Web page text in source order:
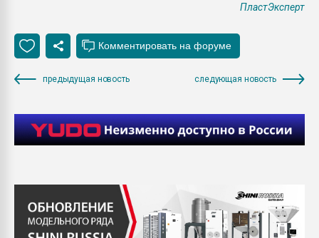
ПластЭксперт
предыдущая новость следующая новость